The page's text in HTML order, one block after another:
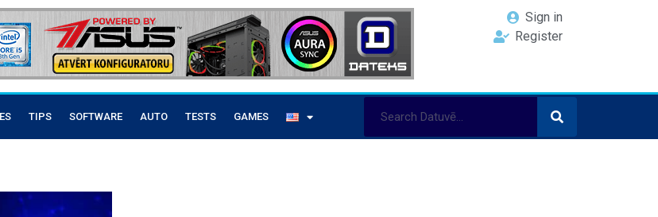
Sign in
Register
TIPS SOFTWARE AUTO TESTS GAMES